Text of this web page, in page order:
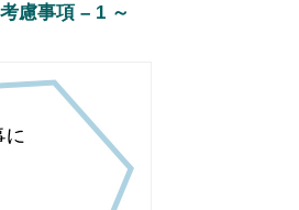
慮事項 – 1 ～